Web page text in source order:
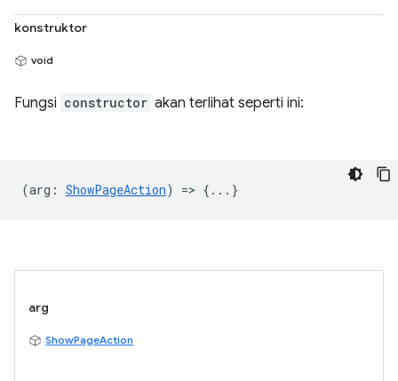
konstruktor
void
Fungsi constructor akan terlihat seperti ini:
(arg : ShowPageAction) => {...}
arg
ShowPageAction